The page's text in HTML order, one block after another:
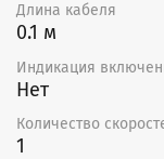
Длина кабеля
0.1 м
Индикация
Нет
Количество
1